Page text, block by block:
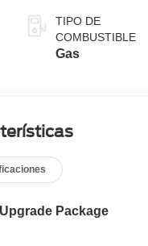
TIPO DE
COMBUSTIBLE
Gas
Package